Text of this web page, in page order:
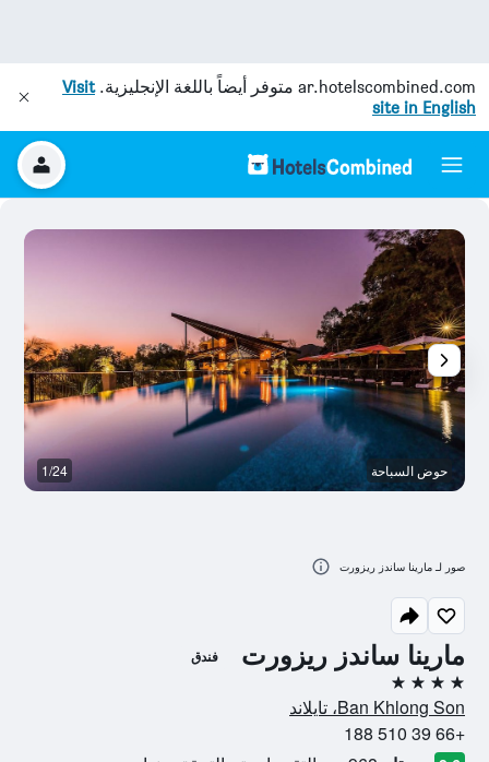
ar.hotelscombined.com متوفر أيضاً باللغة الإنجليزية.Visit
site in English
مارينا ساندز ريزورت فندق
4 نجوم
Ban Khlong Son، تايلاند
+66 39 510 188
حوض السباحة 1/24
صور لـ مارينا ساندز ريزورت